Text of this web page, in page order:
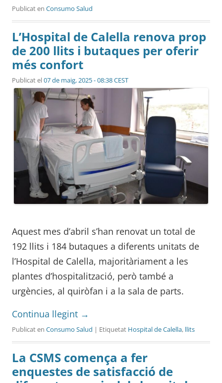
Publicat en Consumo Salud
L’Hospital de Calella renova prop
de 200 llits i butaques per oferir
més confort
Publicat el07 de maig, 2025 - 08:38 CEST
Aquest mes d’abril s’han renovat un total de
192 llits i 184 butaques a diferents unitats de
l’Hospital de Calella, majoritàriament a les
plantes d’hospitalització, però també a
urgències, al quiròfan i a la sala de parts.
Continua llegint →
Publicat en Consumo Salud | Etiquetat Hospital de Calella, llits
La CSMS comença a fer
enquestes de satisfacció de